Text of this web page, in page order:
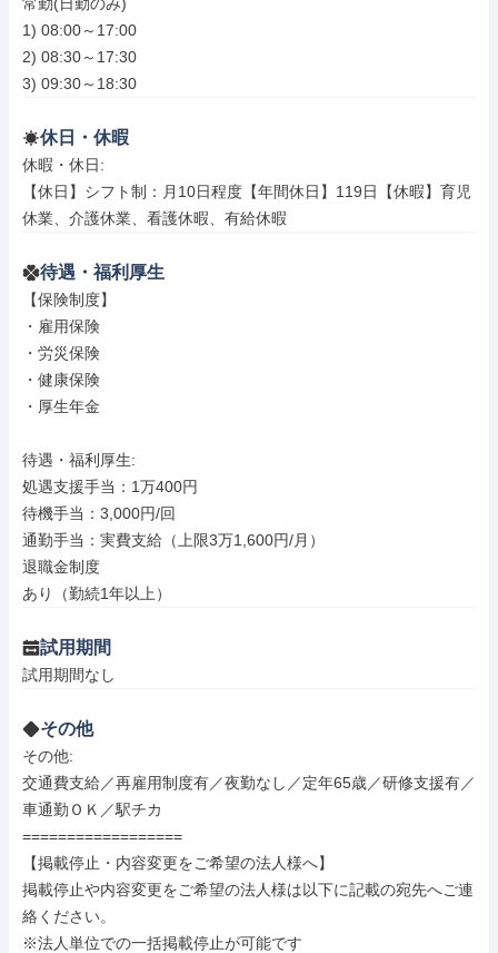
1) 08:00～17:00
2) 08:30～17:30
3) 09:30～18:30
休日・休暇
休暇・休日:
【休日】シフト制：月10日程度【年間休日】119日【休暇】育児
休業、介護休業、看護休暇、有給休暇
待遇・福利厚生
【保険制度】
・雇用保険
・労災保険
・健康保険
・厚生年金
待遇・福利厚生:
処遇支援手当：1万400円
待機手当：3,000円/回
通勤手当：実費支給（上限3万1,600円/月）
退職金制度
あり（勤続1年以上）
試用期間
試用期間なし
その他
その他:
交通費支給／再雇用制度有／夜勤なし／定年65歳／研修支援有／
車通勤ＯＫ／駅チカ
==================
【掲載停止・内容変更をご希望の法人様へ】
掲載停止や内容変更をご希望の法人様は以下に記載の宛先へご連
絡ください。
※法人単位での一括掲載停止が可能です